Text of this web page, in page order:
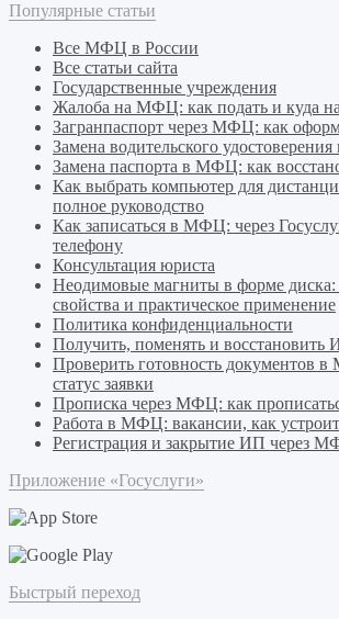
Популярные статьи
Все МФЦ в России
Все статьи сайта
Государственные учреждения
Жалоба на МФЦ: как подать и куда
Загранпаспорт через МФЦ: как
Замена водительского
Замена паспорта в МФЦ: как
Как выбрать компьютер для
полное руководство
Как записаться в МФЦ: через
телефону
Консультация юриста
Неодимовые магниты в форме
свойства и практическое применение
Политика конфиденциальности
Получить, поменять и
Проверить готовность документов
статус заявки
Прописка через МФЦ: как
Работа в МФЦ: вакансии, как
Регистрация и закрытие ИП через
Приложение «Госуслуги»
Быстрый переход